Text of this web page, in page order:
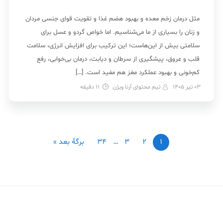
مثل درمان زخم معده و بهبود هضم غذا و تقویت قوای جنسی مردان
و زنان را بسیاری از ما می‌شناسیم. اما خواص گردو و عسل برای
سلامتی بیش از این‌هاست؛ این ترکیب برای افزایش انرژی، سلامت
قلب و عروق، پیشگیری از سرطان و دیابت، درمان بی‌خوابی، رفع
کم‌خونی و بهبود عملکرد مغز هم مفید است. […]
03 تیر 1405 تیم محتوای آرنا ویژن 11 دقیقه
1
2
3
…
34 برگهٔ بعد »